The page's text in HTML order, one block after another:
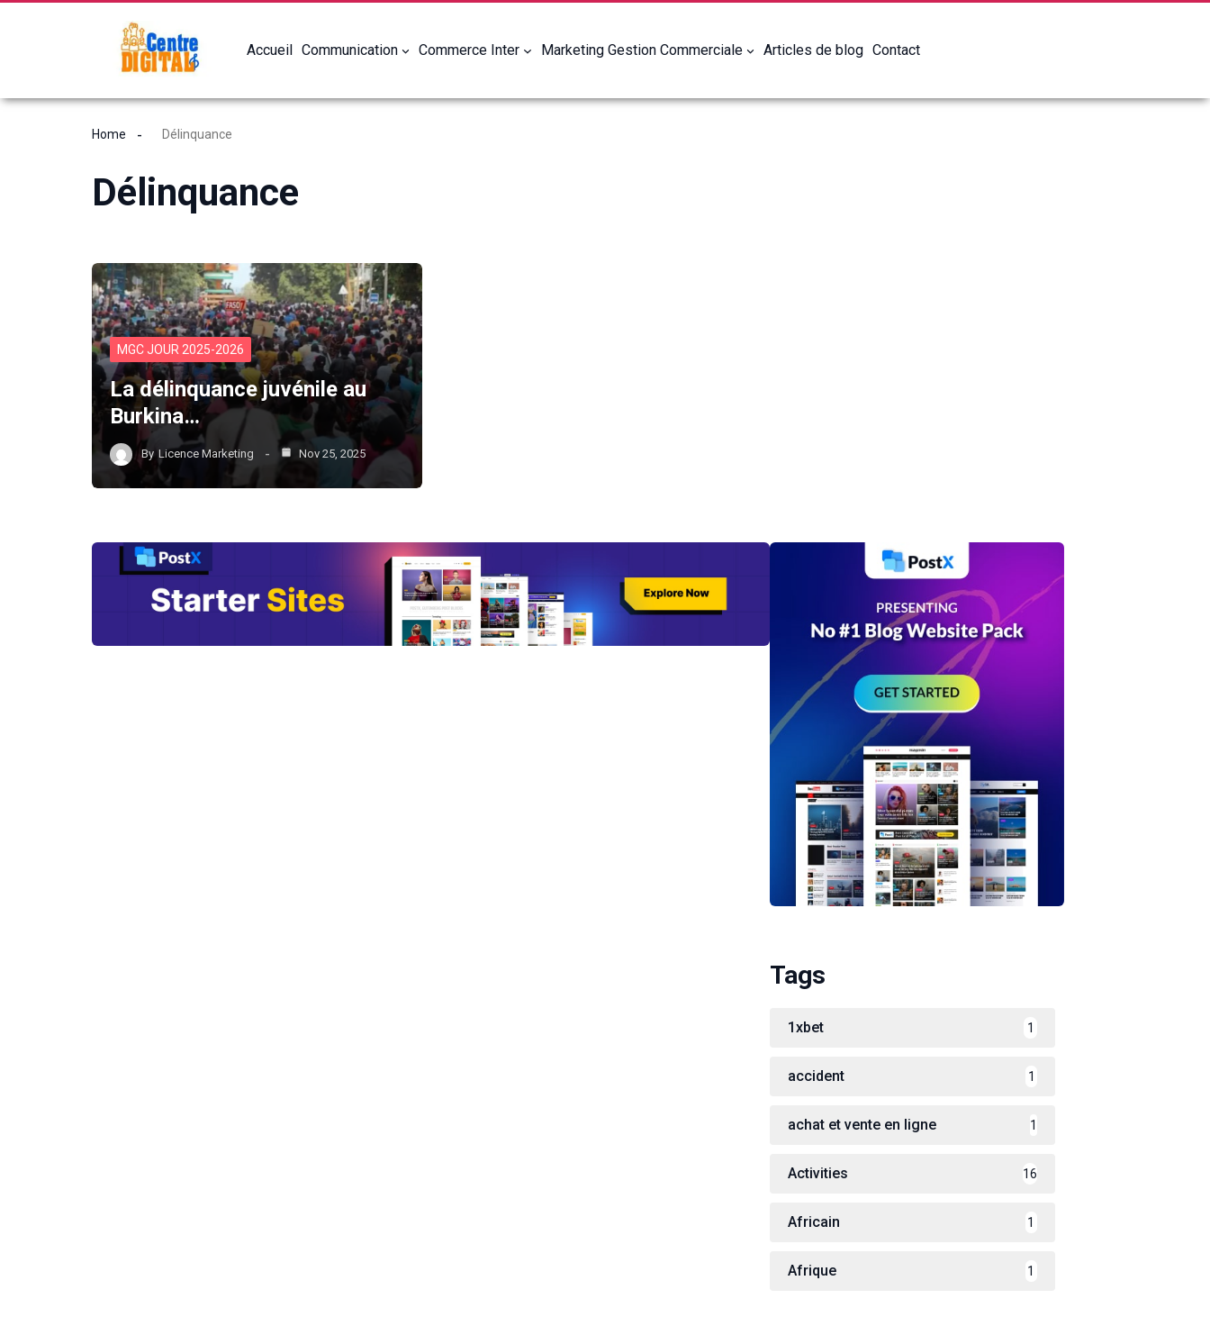
Accueil Communication Commerce Inter Marketing Gestion Commerciale Articles de blog Contact
Home Délinquance
Délinquance
MGC JOUR 2025-2026
La délinquance juvénile au
Burkina…
By Licence Marketing Nov 25, 2025
Tags
1xbet 1
accident 1
achat et vente en ligne 1
Activities 16
Africain 1
Afrique 1